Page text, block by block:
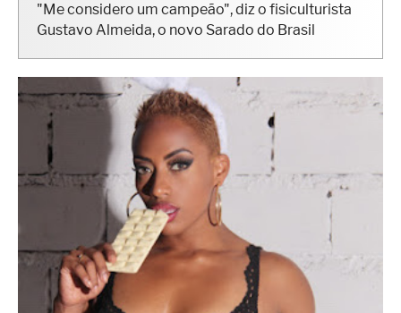
"Me considero um campeão", diz o fisiculturista
Gustavo Almeida, o novo Sarado do Brasil